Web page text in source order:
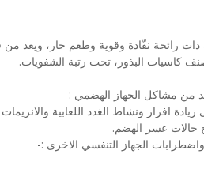
ذات رائحة نفّاذة وقوية وطعم حار، ويعد من
كاسيات البذور، تحت رتبة الشفويات.
من مشاكل الجهاز الهضمي :
افراز ونشاط الغدد اللعابية
حالات عسر الهضم.
واضطرابات الجهاز التنفسي الاخرى :-